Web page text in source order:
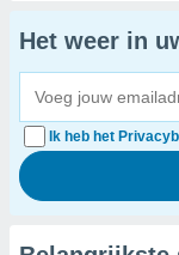
Het weer in
Ik heb het